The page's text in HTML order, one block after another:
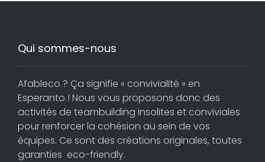
Qui sommes-nous
Afableco ? Ça signifie « convivialité » en
Esperanto ! Nous vous proposons donc des
activités de teambuilding insolites et conviviales
pour renforcer la cohésion au sein de vos
équipes. Ce sont des créations originales, toutes
garanties eco-friendly.